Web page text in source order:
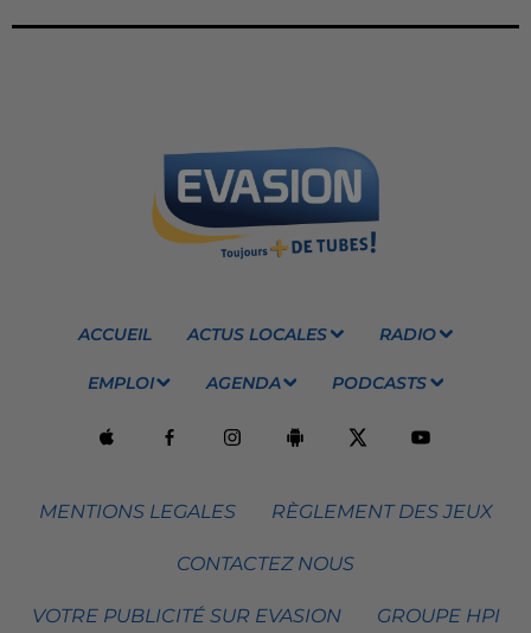
ACCUEIL ACTUS LOCALES RADIO
EMPLOI AGENDA PODCASTS
MENTIONS LEGALES RÈGLEMENT DES JEUX
CONTACTEZ NOUS
VOTRE PUBLICITÉ SUR EVASION GROUPE HPI